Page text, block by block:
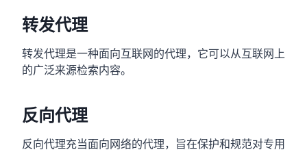
转发代理
转发代理是一种面向互联网的代理，它可以从互联网上
的广泛来源检索内容。
反向代理
反向代理充当面向网络的代理，旨在保护和规范对专用